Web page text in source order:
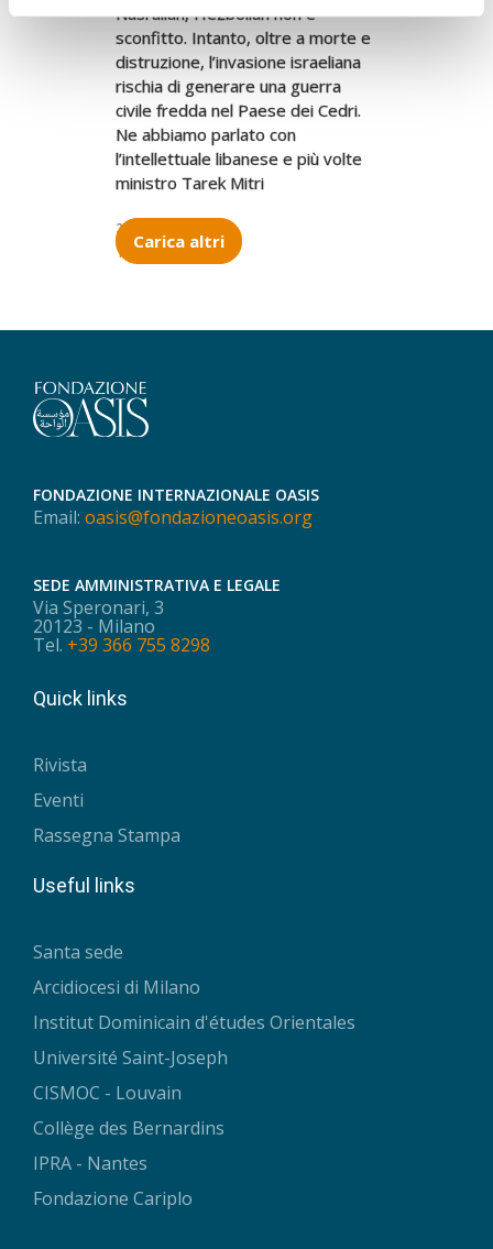
Nasrallah, Hezbollah non è
sconfitto. Intanto, oltre a morte e
distruzione, l’invasione israeliana
rischia di generare una guerra
civile fredda nel Paese dei Cedri.
Ne abbiamo parlato con
l’intellettuale libanese e più volte
ministro Tarek Mitri
29.10.2024
Tarek Mitri
Carica altri
FONDAZIONE INTERNAZIONALE OASIS
Email: oasis@fondazioneoasis.org
SEDE AMMINISTRATIVA E LEGALE
Via Speronari, 3
20123 - Milano
Tel. +39 366 755 8298
Quick links
Rivista
Eventi
Rassegna Stampa
Useful links
Santa sede
Arcidiocesi di Milano
Institut Dominicain d'études Orientales
Université Saint-Joseph
CISMOC - Louvain
Collège des Bernardins
IPRA - Nantes
Fondazione Cariplo